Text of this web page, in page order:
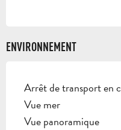
ENVIRONNEMENT
Arrêt de transport en
Vue mer
Vue panoramique